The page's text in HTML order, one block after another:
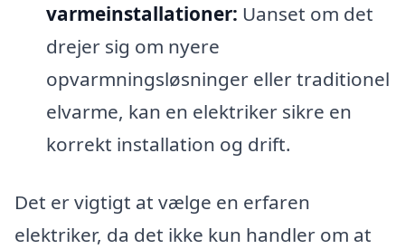
varmeinstallationer: Uanset om det
drejer sig om nyere
opvarmningsløsninger eller traditionel
elvarme, kan en elektriker sikre en
korrekt installation og drift.
Det er vigtigt at vælge en erfaren
elektriker, da det ikke kun handler om at